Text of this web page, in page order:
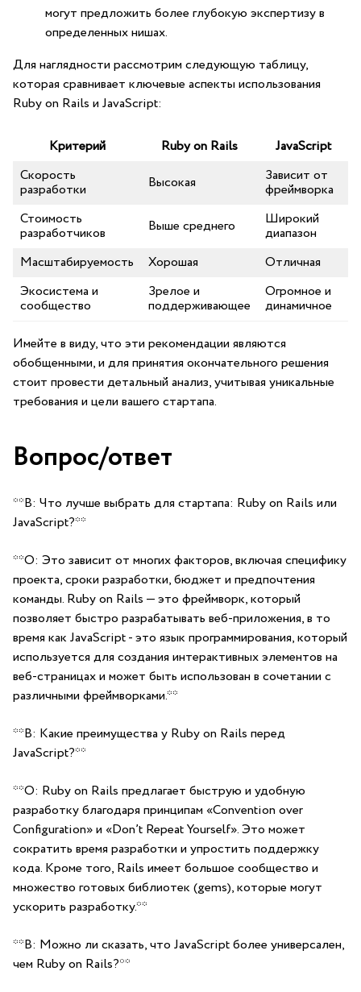
могут предложить более глубокую экспертизу ‍в
определенных нишах.
Для наглядности рассмотрим следующую таблицу,
которая сравнивает ключевые аспекты использования
Ruby on⁢ Rails и JavaScript:
Критерий Ruby⁣ on Rails
JavaScript
Скорость
разработки Высокая Зависит от ​
фреймворка
Стоимость
разработчиков Выше ⁣среднего Широкий
диапазон
Масштабируемость
Хорошая
Отличная
Экосистема и
сообщество
Зрелое и
поддерживающее
Огромное и
динамичное
Имейте в виду, что эти⁢ рекомендации являются
обобщенными, и⁤ для принятия‌ окончательного решения
стоит провести детальный анализ, учитывая уникальные
требования ⁤и цели вашего стартапа.
Вопрос/ответ
**В: Что лучше выбрать для стартапа: Ruby on ​Rails или
JavaScript?**
**О: Это ‌зависит⁣ от многих⁣ факторов,‍ включая специфику
проекта, сроки разработки, бюджет и предпочтения
команды. Ruby on Rails — это‍ фреймворк, который
позволяет быстро разрабатывать веб-приложения, ⁢в то
время как JavaScript ⁣- это язык‍ программирования, который
используется для‍ создания интерактивных элементов на
веб-страницах и⁢ может быть использован в‍ сочетании⁤ с
различными ‌фреймворками.**
**В: Какие преимущества у‍ Ruby ⁤on Rails перед
⁢JavaScript?**
**О: Ruby on Rails предлагает‌ быструю и⁤ удобную
разработку⁣ благодаря принципам «Convention over
Configuration» и «Don’t⁤ Repeat Yourself». Это может
сократить время разработки и упростить поддержку‍
кода. Кроме того, Rails ‌имеет большое сообщество и
множество готовых ‌библиотек (gems), ⁢которые могут
ускорить разработку.**
**В: Можно ‍ли сказать, что JavaScript более универсален,
чем Ruby⁤ on Rails?**